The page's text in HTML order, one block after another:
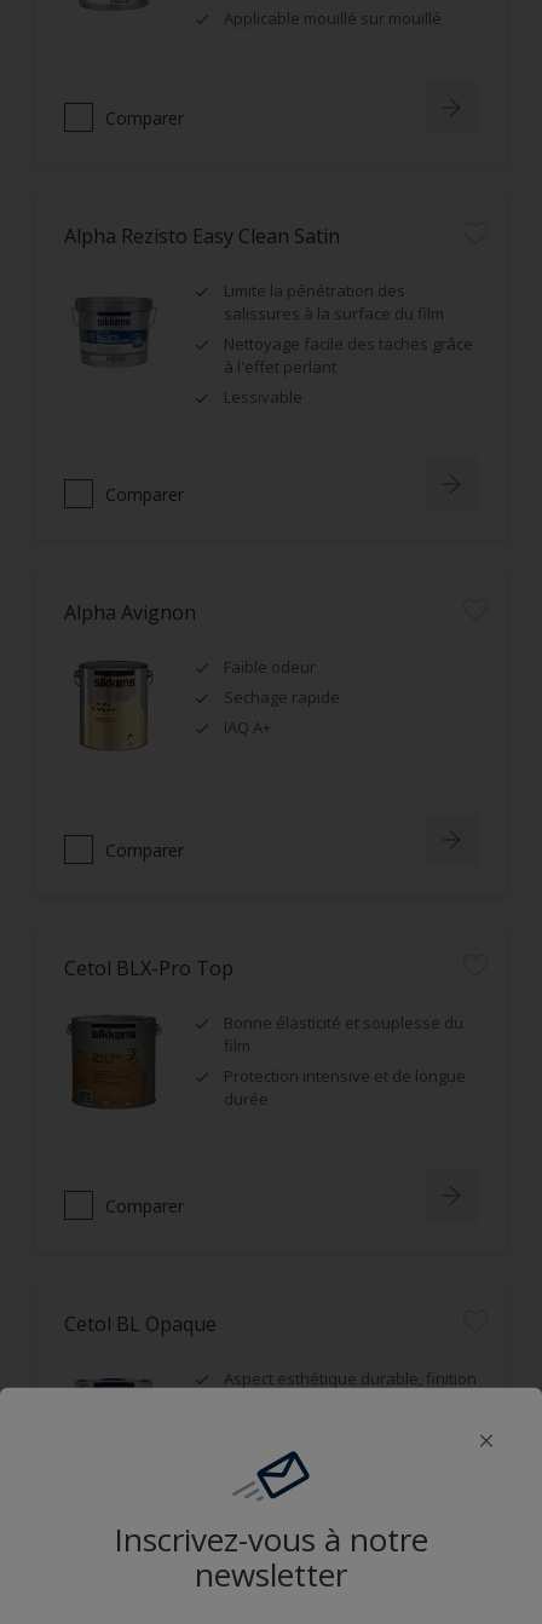
Applicable mouillé sur mouillé
Comparer
Alpha Rezisto Easy Clean Satin
Limite la pénétration des
salissures à la surface du film
Nettoyage facile des taches grâce
à l'effet perlant
Lessivable
Comparer
Alpha Avignon
Faible odeur
Sechage rapide
IAQ A+
Comparer
Cetol BLX-Pro Top
Bonne élasticité et souplesse du
film
Protection intensive et de longue
durée
Comparer
Cetol BL Opaque
Aspect esthétique durable, finition
ou d'aspect hétérogène
Résistance aux UV et durabilité du
Inscrivez-vous à notre
newsletter